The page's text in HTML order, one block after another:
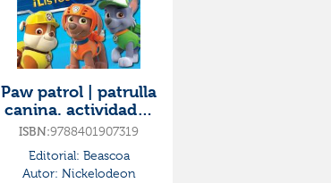
Paw patrol | patrulla
canina. actividades
- ¡listos para la
ISBN:9788401907319
Editorial: Beascoa
Autor: Nickelodeon